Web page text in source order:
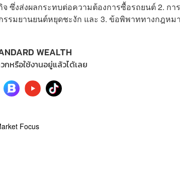
ซึ่งส่งผลกระทบต่อความต้องการซื้อรถยนต์ 2. การ
รมยานยนต์หยุดชะงัก และ 3. ข้อพิพาททางกฎหม
WEALTH
หรือใช้งานอยู่แล้วได้เลย
Focus